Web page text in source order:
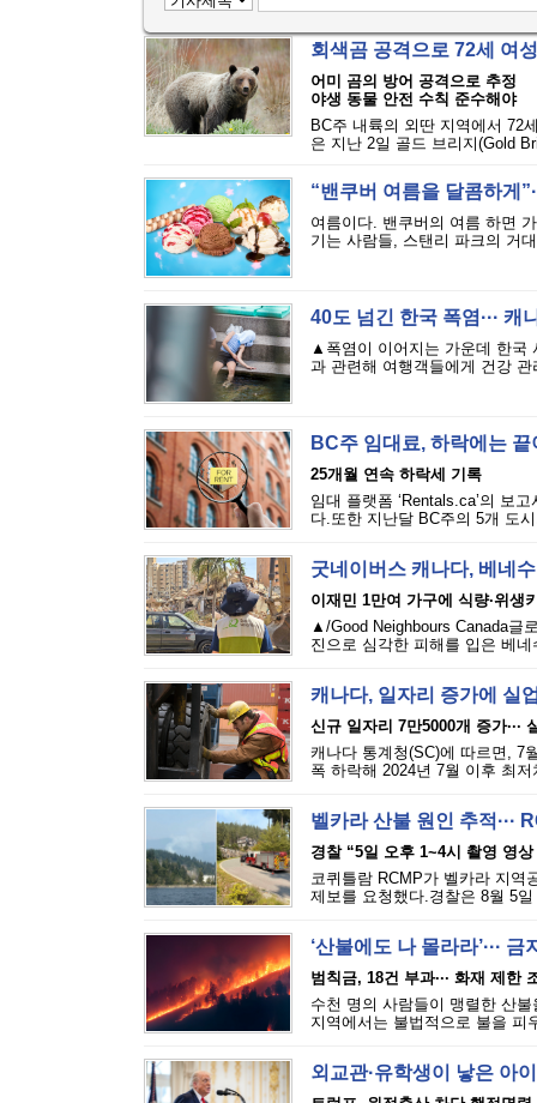
회색곰 공격으로 72세 여
어미 곰의 방어 공격으로 추정
야생 동물 안전 수칙 준수해야
BC주 내륙의 외딴 지역에서 72
은 지난 2일 골드 브리지(Gold
“밴쿠버 여름을 달콤하게
여름이다. 밴쿠버의 여름 하면
기는 사람들, 스탠리 파크의 거
40도 넘긴 한국 폭염···
▲폭염이 이어지는 가운데 한국
과 관련해 여행객들에게 건강
BC주 임대료, 하락에는
25개월 연속 하락세 기록
임대 플랫폼 ‘Rentals.ca’의 보
다.또한 지난달 BC주의 5개 도
굿네이버스 캐나다, 베네
이재민 1만여 가구에 식량·위생
▲/Good Neighbours Canada글
진으로 심각한 피해를 입은 베
캐나다, 일자리 증가에 실
신규 일자리 7만5000개 증가···
캐나다 통계청(SC)에 따르면, 7
폭 하락해 2024년 7월 이후 최
벨카라 산불 원인 추적···
경찰 “5일 오후 1~4시 촬영 영상
코퀴틀람 RCMP가 벨카라 지역
제보를 요청했다.경찰은 8월 5
‘산불에도 나 몰라라’···
범칙금, 18건 부과··· 화재 제한
수천 명의 사람들이 맹렬한 산
지역에서는 불법적으로 불을 피
외교관·유학생이 낳은 아